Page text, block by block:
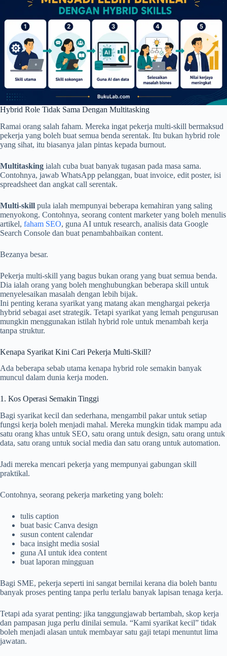
Hybrid Role Tidak Sama Dengan Multitasking
Ramai orang salah faham. Mereka ingat pekerja multi-skill bermaksud
pekerja yang boleh buat semua benda serentak. Itu bukan hybrid role
yang sihat, itu biasanya jalan pintas kepada burnout.
Multitasking ialah cuba buat banyak tugasan pada masa sama.
Contohnya, jawab WhatsApp pelanggan, buat invoice, edit poster, isi
spreadsheet dan angkat call serentak.
Multi-skill pula ialah mempunyai beberapa kemahiran yang saling
menyokong. Contohnya, seorang content marketer yang boleh menulis
artikel, faham SEO, guna AI untuk research, analisis data Google
Search Console dan buat penambahbaikan content.
Bezanya besar.
Pekerja multi-skill yang bagus bukan orang yang buat semua benda.
Dia ialah orang yang boleh menghubungkan beberapa skill untuk
menyelesaikan masalah dengan lebih bijak.
Ini penting kerana syarikat yang matang akan menghargai pekerja
hybrid sebagai aset strategik. Tetapi syarikat yang lemah pengurusan
mungkin menggunakan istilah hybrid role untuk menambah kerja
tanpa struktur.
Kenapa Syarikat Kini Cari Pekerja Multi-Skill?
Ada beberapa sebab utama kenapa hybrid role semakin banyak
muncul dalam dunia kerja moden.
1. Kos Operasi Semakin Tinggi
Bagi syarikat kecil dan sederhana, mengambil pakar untuk setiap
fungsi kerja boleh menjadi mahal. Mereka mungkin tidak mampu ada
satu orang khas untuk SEO, satu orang untuk design, satu orang untuk
data, satu orang untuk social media dan satu orang untuk automation.
Jadi mereka mencari pekerja yang mempunyai gabungan skill
praktikal.
Contohnya, seorang pekerja marketing yang boleh:
tulis caption
buat basic Canva design
susun content calendar
baca insight media sosial
guna AI untuk idea content
buat laporan mingguan
Bagi SME, pekerja seperti ini sangat bernilai kerana dia boleh bantu
banyak proses penting tanpa perlu terlalu banyak lapisan tenaga kerja.
Tetapi ada syarat penting: jika tanggungjawab bertambah, skop kerja
dan pampasan juga perlu dinilai semula. “Kami syarikat kecil” tidak
boleh menjadi alasan untuk membayar satu gaji tetapi menuntut lima
jawatan.